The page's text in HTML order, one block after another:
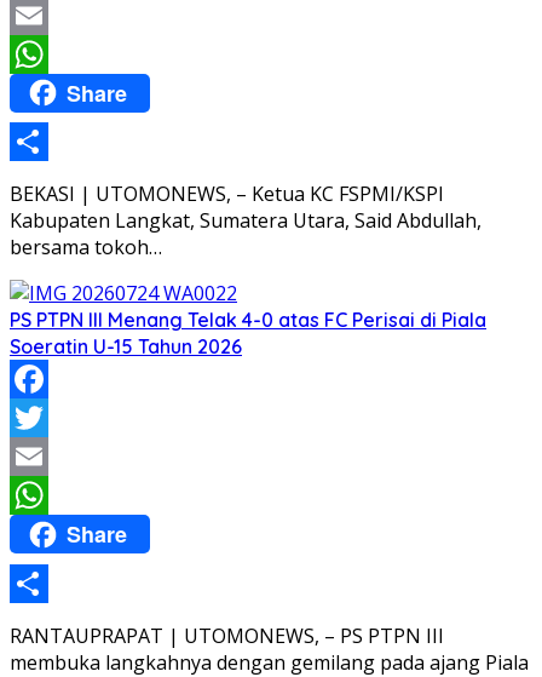
Twitter
Email
WhatsApp
Share
Share
BEKASI | UTOMONEWS, – Ketua KC FSPMI/KSPI
Kabupaten Langkat, Sumatera Utara, Said Abdullah,
bersama tokoh…
PS PTPN III Menang Telak 4-0 atas FC Perisai di Piala
Soeratin U-15 Tahun 2026
Facebook
Twitter
Email
WhatsApp
Share
Share
RANTAUPRAPAT | UTOMONEWS, – PS PTPN III
membuka langkahnya dengan gemilang pada ajang Piala